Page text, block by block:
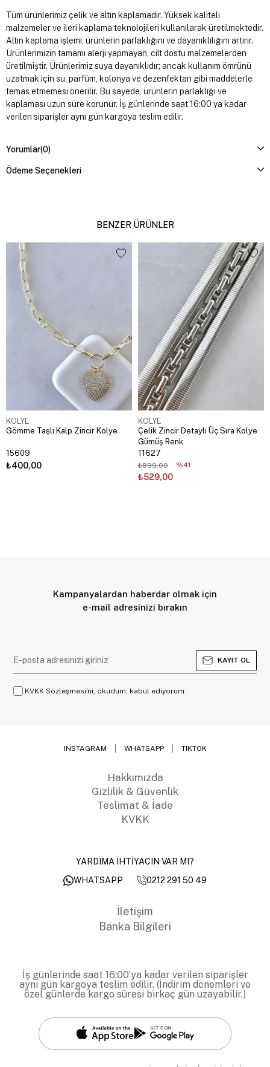
Tüm ürünlerimiz çelik ve altın kaplamadır. Yüksek kaliteli
malzemeler ve ileri kaplama teknolojileri kullanılarak üretilmektedir.
Altın kaplama işlemi, ürünlerin parlaklığını ve dayanıklılığını artırır.
Ürünlerimizin tamamı alerji yapmayan, cilt dostu malzemelerden
üretilmiştir. Ürünlerimiz suya dayanıklıdır; ancak kullanım ömrünü
uzatmak için su, parfüm, kolonya ve dezenfektan gibi maddelerle
temas etmemesi önerilir. Bu sayede, ürünlerin parlaklığı ve
kaplaması uzun süre korunur. İş günlerinde saat 16:00 ya kadar
verilen siparişler aynı gün kargoya teslim edilir.
Yorumlar(0)
Ödeme Seçenekleri
BENZER ÜRÜNLER
KOLYE
Gömme Taşlı Kalp Zincir Kolye
15609
₺400,00
KOLYE
Çelik Zincir Detaylı Üç Sıra Kolye
Gümüş Renk
11627
₺529,00
₺899,00 %41
Kampanyalardan haberdar olmak için
e-mail adresinizi bırakın
KAYIT OL
KVKK Sözleşmesi'ni, okudum, kabul ediyorum.
INSTAGRAM WHATSAPP TIKTOK
Hakkımızda
Gizlilik & Güvenlik
Teslimat & İade
KVKK
YARDIMA İHTİYACIN VAR MI?
WHATSAPP
0212 291 50 49
İletişim
Banka Bilgileri
İş günlerinde saat 16:00’ya kadar verilen siparişler
aynı gün kargoya teslim edilir. (İndirim dönemleri ve
özel günlerde kargo süresi birkaç gün uzayabilir.)